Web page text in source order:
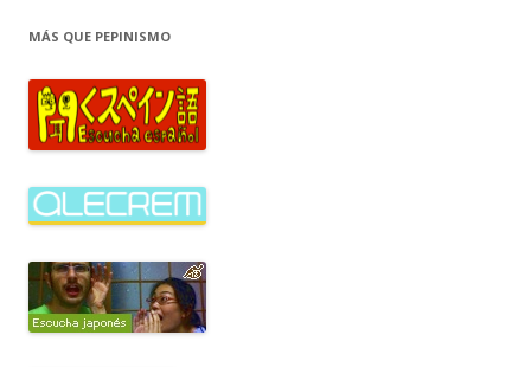
MÁS QUE PEPINISMO